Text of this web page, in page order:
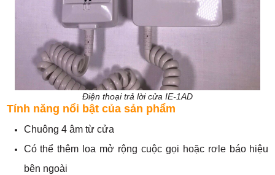
Điện thoại trả lời cửa IE-1AD​
Tính năng nổi bật của sản phẩm
Chuông 4 âm từ cửa
Có thể thêm loa mở rộng cuộc gọi hoặc rơle báo hiệu
bên ngoài